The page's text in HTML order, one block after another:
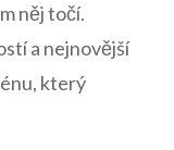
něj točí.
a nejnovější
který